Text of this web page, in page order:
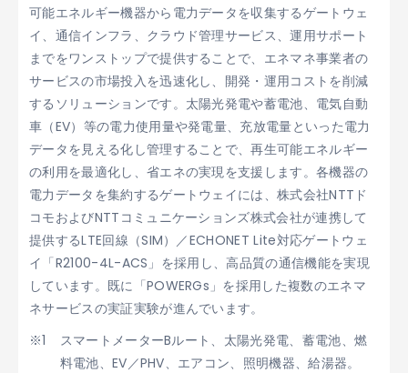
可能エネルギー機器から電力データを収集するゲートウェ
イ、通信インフラ、クラウド管理サービス、運用サポート
までをワンストップで提供することで、エネマネ事業者の
サービスの市場投入を迅速化し、開発・運用コストを削減
するソリューションです。太陽光発電や蓄電池、電気自動
車（EV）等の電力使用量や発電量、充放電量といった電力
データを見える化し管理することで、再生可能エネルギー
の利用を最適化し、省エネの実現を支援します。各機器の
電力データを集約するゲートウェイには、株式会社NTTド
コモおよびNTTコミュニケーションズ株式会社が連携して
提供するLTE回線（SIM）／ECHONET Lite対応ゲートウェ
イ「R2100-4L-ACS」を採用し、高品質の通信機能を実現
しています。既に「POWERGs」を採用した複数のエネマ
ネサービスの実証実験が進んでいます。
スマートメーターBルート、太陽光発電、蓄電池、燃
料電池、EV／PHV、エアコン、照明機器、給湯器。